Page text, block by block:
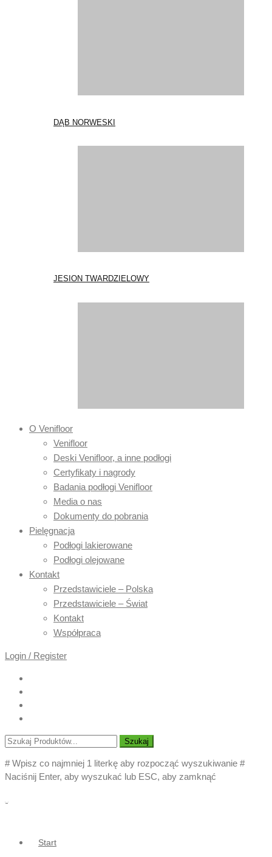
DĄB NORWESKI
JESION TWARDZIELOWY
O Venifloor
Venifloor
Deski Venifloor, a inne podłogi
Certyfikaty i nagrody
Badania podłogi Venifloor
Media o nas
Dokumenty do pobrania
Pielęgnacja
Podłogi lakierowane
Podłogi olejowane
Kontakt
Przedstawiciele – Polska
Przedstawiciele – Świat
Kontakt
Współpraca
Login / Register
Szukaj
# Wpisz co najmniej 1 literkę aby rozpocząć wyszukiwanie #
Naciśnij Enter, aby wyszukać lub ESC, aby zamknąć
Start